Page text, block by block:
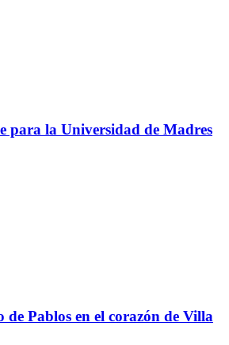
para la Universidad de Madres
Pablos en el corazón de Villa